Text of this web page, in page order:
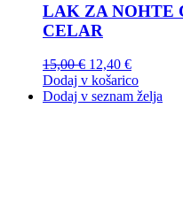
LAK ZA NOHTE
CELAR
15,00€ 12,40 €
Dodaj v košarico
Dodaj v seznam želja